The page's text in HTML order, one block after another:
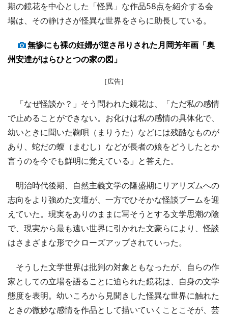
期の鏡花を中心とした「怪異」な作品58点を紹介する会
場は、その静けさが怪異な世界をさらに助長している。
無惨にも裸の妊婦が逆さ吊りされた月岡芳年画「奥
州安達がはらひとつの家の図」
［広告］
「なぜ怪談か？」そう問われた鏡花は、「ただ私の感情
で止めることができない。お化けは私の感情の具体化で、
幼いときに聞いた鞠唄（まりうた）などには残酷なものが
あり、蛇だの蝮（まむし）などが長者の娘をどうしたとか
言うのを今でも鮮明に覚えている」と答えた。
明治時代後期、自然主義文学の隆盛期にリアリズムへの
志向をより強めた文壇が、一方でひそかな怪談ブームを迎
えていた。現実をありのままに写そうとする文学思潮の陰
で、現実から最も遠い世界に引かれた文豪らにより、怪談
はさまざまな形でクローズアップされていった。
そうした文学世界は批判の対象ともなったが、自らの作
家としての立場を語ることに迫られた鏡花は、自身の文学
態度を表明。幼いころから見聞きした怪異な世界に触れた
ときの微妙な感情を作品として描いていくことこそが、芸